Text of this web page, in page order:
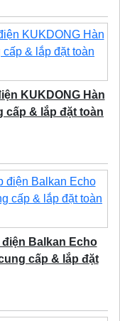
KUKDONG Hàn
cấp & lắp đặt toàn
Balkan Echo
cấp & lắp đặt